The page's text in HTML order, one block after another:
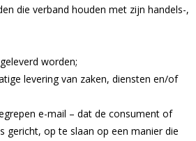
die verband houden met zijn handels-,
worden;
levering van zaken, diensten en/of
e-mail – dat de consument of
op te slaan op een manier die